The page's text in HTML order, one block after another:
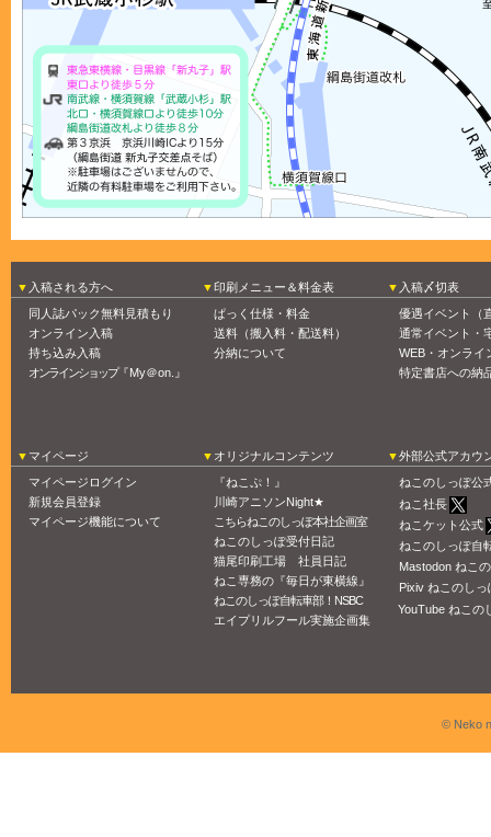
入稿される方へ
同人誌パック無料見積もり
オンライン入稿
持ち込み入稿
オンラインショップ『My＠on.』
印刷メニュー＆料金表
ぱっく仕様・料金
送料（搬入料・配送料）
分納について
入稿〆切表
優遇イベント（
通常イベント・
WEB・オンライ
特定書店への納
マイページ
マイページログイン
新規会員登録
マイページ機能について
オリジナルコンテンツ
『ねこぷ！』
川崎アニソンNight★
こちらねこのしっぽ本社企画室
ねこのしっぽ受付日記
猫尾印刷工場 社員日記
ねこ専務の『毎日が東横線』
ねこのしっぽ自転車部！NSBC
エイプリルフール実施企画集
外部公式アカウ
ねこのしっぽ公
ねこ社長
ねこケット公式
ねこのしっぽ自
Mastodon ねこ
Pixiv ねこのしっ
YouTube ねこの
© Neko